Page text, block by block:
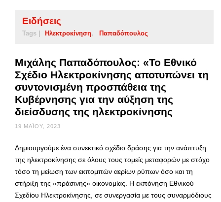
Ειδήσεις
Tags | Ηλεκτροκίνηση Παπαδόπουλος
Μιχάλης Παπαδόπουλος: «Το Εθνικό
Σχέδιο Ηλεκτροκίνησης αποτυπώνει τη
συντονισμένη προσπάθεια της
Κυβέρνησης για την αύξηση της
διείσδυσης της ηλεκτροκίνησης
19 ΜΑΪ́ΟΥ, 2023
Δημιουργούμε ένα συνεκτικό σχέδιο δράσης για την ανάπτυξη
της ηλεκτροκίνησης σε όλους τους τομείς μεταφορών με στόχο
τόσο τη μείωση των εκπομπών αερίων ρύπων όσο και τη
στήριξη της «πράσινης» οικονομίας. Η εκπόνηση Εθνικού
Σχεδίου Ηλεκτροκίνησης, σε συνεργασία με τους συναρμόδιους